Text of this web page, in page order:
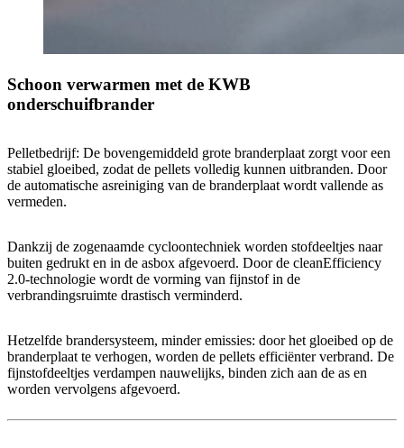
Schoon verwarmen met de KWB
onderschuifbrander
Pelletbedrijf: De bovengemiddeld grote branderplaat zorgt voor een
stabiel gloeibed, zodat de pellets volledig kunnen uitbranden. Door
de automatische asreiniging van de branderplaat wordt vallende as
vermeden.
Dankzij de zogenaamde cycloontechniek worden stofdeeltjes naar
buiten gedrukt en in de asbox afgevoerd. Door de cleanEfficiency
2.0-technologie wordt de vorming van fijnstof in de
verbrandingsruimte drastisch verminderd.
Hetzelfde brandersysteem, minder emissies: door het gloeibed op de
branderplaat te verhogen, worden de pellets efficiënter verbrand. De
fijnstofdeeltjes verdampen nauwelijks, binden zich aan de as en
worden vervolgens afgevoerd.